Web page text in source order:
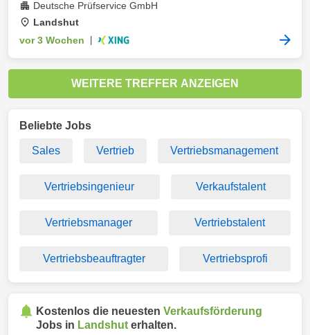
Deutsche Prüfservice GmbH
Landshut
vor 3 Wochen
WEITERE TREFFER ANZEIGEN
Beliebte Jobs
Sales Vertrieb Vertriebsmanagement
Vertriebsingenieur Verkaufstalent
Vertriebsmanager Vertriebstalent
Vertriebsbeauftragter Vertriebsprofi
Kostenlos die neuesten Verkaufsförderung
Jobs in Landshut erhalten.